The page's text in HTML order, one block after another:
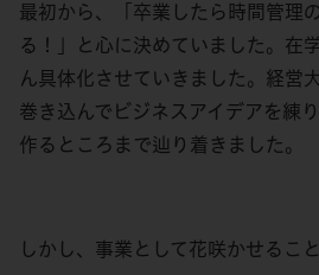
最初から、「卒業したら時間管理
る！」と心に決めていました。在
ん具体化させていきました。経営
巻き込んでビジネスアイデアを練
作るところまで辿り着きました。
しかし、事業として花咲かせるこ